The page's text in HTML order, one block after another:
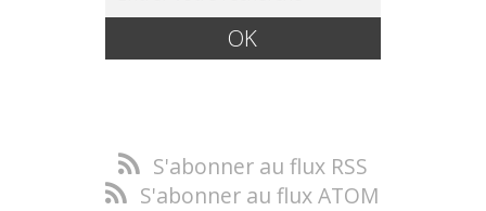
S'abonner au flux RSS
S'abonner au flux ATOM